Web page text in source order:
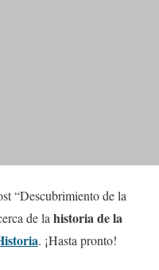
“Descubrimiento de la
de lahistoria de la
. ¡Hasta pronto!